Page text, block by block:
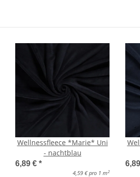
Wellnessfleece *Marie* Uni
- nachtblau
6,89 € *
4,59 € pro 1 m2